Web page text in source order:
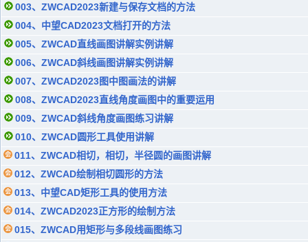
003、ZWCAD2023新建与保存文档的方法
004、中望CAD2023文档打开的方法
005、ZWCAD直线画图讲解实例讲解
006、ZWCAD斜线画图讲解实例讲解
007、ZWCAD2023图中图画法的讲解
008、ZWCAD2023直线角度画图中的重要运用
009、ZWCAD斜线角度画图练习讲解
010、ZWCAD圆形工具使用讲解
011、ZWCAD相切，相切，半径圆的画图讲解
012、ZWCAD绘制相切圆形的方法
013、中望CAD矩形工具的使用方法
014、ZWCAD2023正方形的绘制方法
015、ZWCAD用矩形与多段线画图练习